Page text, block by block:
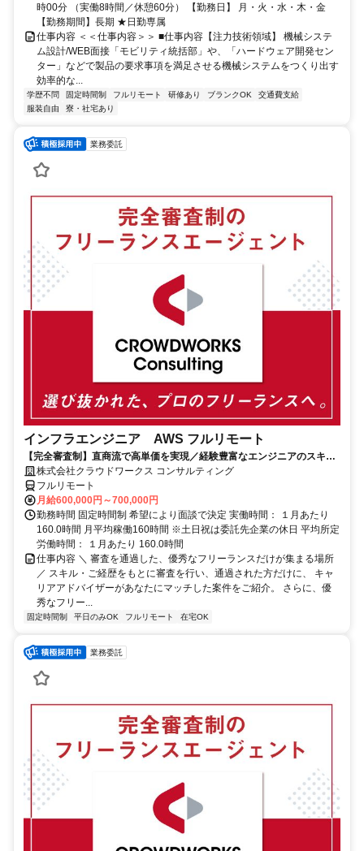
時00分 （実働8時間／休憩60分） 【勤務日】 月・火・水・木・金
【勤務期間】長期 ★日勤専属
仕事内容 ＜＜仕事内容＞＞ ■仕事内容【注力技術領域】 機械システ
ム設計/WEB面接「モビリティ統括部」や、「ハードウェア開発セン
ター」などで製品の要求事項を満足させる機械システムをつくり出す
効率的な...
学歴不問 固定時間制 フルリモート 研修あり ブランクOK
交通費支給
服装自由
寮・社宅あり
業務委託
インフラエンジニア AWS フルリモート
【完全審査制】直商流で高単価を実現／経験豊富なエンジニアのスキル
に合致した案件を多数保有
株式会社クラウドワークス コンサルティング
フルリモート
月給600,000円～700,000円
勤務時間 固定時間制 希望により面談で決定 実働時間： １月あたり
160.0時間 月平均稼働160時間 ※土日祝は委託先企業の休日 平均所定
労働時間： １月あたり 160.0時間
仕事内容 ＼ 審査を通過した、優秀なフリーランスだけが集まる場所
／ スキル・ご経歴をもとに審査を行い、通過された方だけに、 キャ
リアアドバイザーがあなたにマッチした案件をご紹介。 さらに、優
秀なフリー...
固定時間制 平日のみOK フルリモート 在宅OK
業務委託